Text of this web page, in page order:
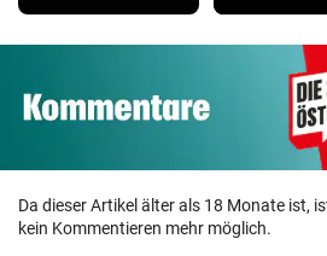
Da dieser Artikel älter als 18 Monate ist,
kein Kommentieren mehr möglich.